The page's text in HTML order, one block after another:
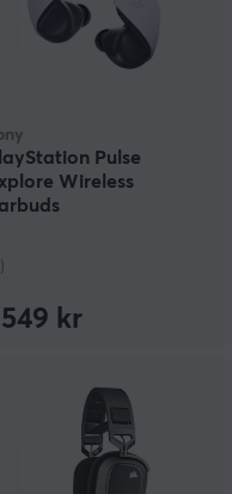
Pulse
Wireless
kr